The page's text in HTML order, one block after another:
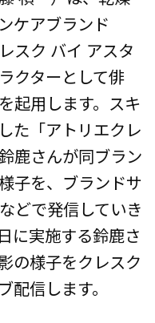
ケアブランド
スク バイ アスタ
クターとして俳
起用します。スキ
た「アトリエクレ
鹿さんが同ブラン
子を、ブランドサ
どで発信していき
に実施する鈴鹿さ
の様子をクレスク
信します。